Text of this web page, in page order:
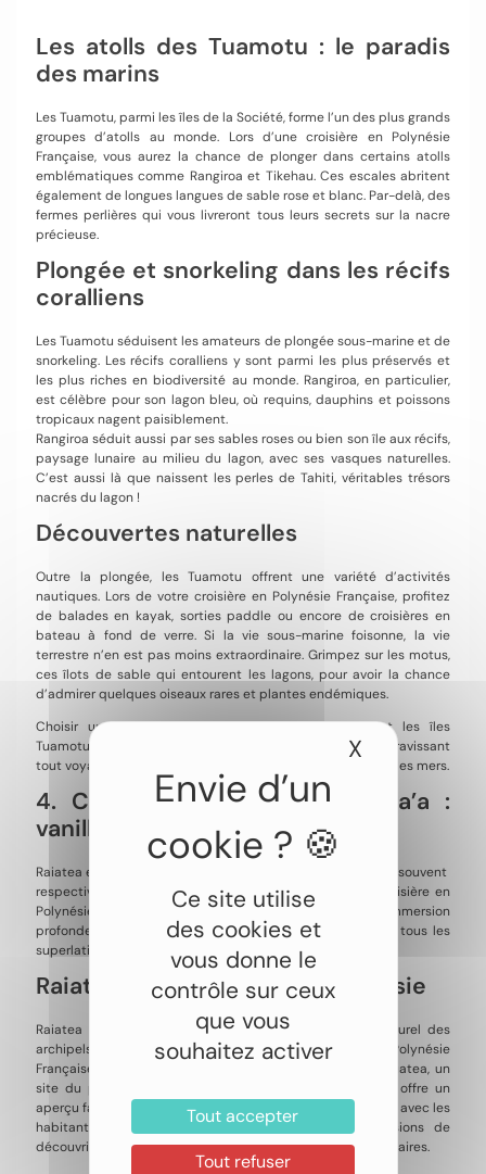
Ce site utilise
des cookies et
vous donne le
contrôle sur ceux
que vous
souhaitez activer
Tout accepter
Tout refuser
X Masquer
Les atolls des Tuamotu : le paradis
des marins
Les Tuamotu, parmi les îles de la Société, forme l’un des plus grands
groupes d’atolls au monde. Lors d’une croisière en Polynésie
Française, vous aurez la chance de plonger dans certains atolls
emblématiques comme Rangiroa et Tikehau. Ces escales abritent
également de longues langues de sable rose et blanc. Par-delà, des
fermes perlières qui vous livreront tous leurs secrets sur la nacre
précieuse.
Plongée et snorkeling dans les récifs
coralliens
Les Tuamotu séduisent les amateurs de plongée sous-marine et de
snorkeling. Les récifs coralliens y sont parmi les plus préservés et
les plus riches en biodiversité au monde. Rangiroa, en particulier,
est célèbre pour son lagon bleu, où requins, dauphins et poissons
tropicaux nagent paisiblement.
Rangiroa séduit aussi par ses sables roses ou bien son île aux récifs,
paysage lunaire au milieu du lagon, avec ses vasques naturelles.
C’est aussi là que naissent les perles de Tahiti, véritables trésors
nacrés du lagon !
Découvertes naturelles
Outre la plongée, les Tuamotu offrent une variété d’activités
nautiques. Lors de votre croisière en Polynésie Française, profitez
de balades en kayak, sorties paddle ou encore de croisières en
bateau à fond de verre. Si la vie sous-marine foisonne, la vie
terrestre n’en est pas moins extraordinaire. Grimpez sur les motus,
ces îlots de sable qui entourent les lagons, pour avoir la chance
d’admirer quelques oiseaux rares et plantes endémiques.
Choisir une croisière en Polynésie Française incluant les îles
Tuamotu se démarque par la splendeur des fonds marins, ravissant
tout voyageur en quête d’évasion à vingt-mille lieues sous les mers.
4. Croisière à Raiatea et Taha’a :
vanille et spiritualité
Raiatea et Taha’a, figurant parmi les îles de la Société, sont souvent
respectivement l’île sacrée et l’île vanille. Lors d’une croisière en
Polynésie Française, ces deux confettis offrent une immersion
profonde dans les traditions locales et des paysages de tous les
superlatifs.
Raiatea : le berceau de la Polynésie
Raiatea est considérée comme le cœur spirituel et culturel des
archipels polynésiens. Lors de votre croisière en Polynésie
Française, ne manquez pas de visiter le marae Taputapuatea, un
site du patrimoine mondial de l’UNESCO. Ce lieu sacré offre un
aperçu fascinant de l’histoire polynésienne. Les rencontres avec les
habitants de Raiatea et Taha’a sont autant d’occasions de
découvrir l’artisanat local et de goûter aux spécialités culinaires.